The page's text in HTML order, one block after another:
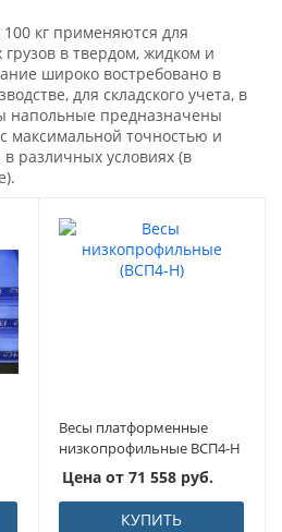
кг применяются для
в твердом, жидком и
широко востребовано в
для складского учета, в
напольные предназначены
максимальной точностью и
в различных условиях (в
Весы платформенные
низкопрофильные ВСП4-Н
Цена от 71 558 руб.
КУПИТЬ